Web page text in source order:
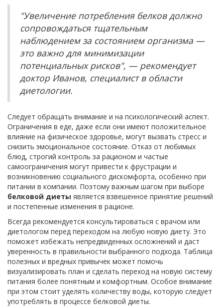
"Увеличение потребления белков должно
сопровождаться тщательным
наблюдением за состоянием организма —
это важно для минимизации
потенциальных рисков", — рекомендует
доктор Иванов, специалист в области
диетологии.
Следует обращать внимание и на психологический аспект.
Ограничения в еде, даже если они имеют положительное
влияние на физическое здоровье, могут вызвать стресс и
снизить эмоциональное состояние. Отказ от любимых
блюд, строгий контроль за рационом и частые
самоограничения могут привести к фрустрации и
возникновению социального дискомфорта, особенно при
питании в компании. Поэтому важным шагом при выборе
белковой диеты является взвешенное принятие решений
и постепенные изменения в рационе.
Всегда рекомендуется консультироваться с врачом или
диетологом перед переходом на любую новую диету. Это
поможет избежать непредвиденных осложнений и даст
уверенность в правильности выбранного подхода. Таблица
полезных и вредных привычек может помочь
визуализировать план и сделать переход на новую систему
питания более понятным и комфортным. Особое внимание
при этом стоит уделять количеству воды, которую следует
употреблять в процессе белковой диеты.